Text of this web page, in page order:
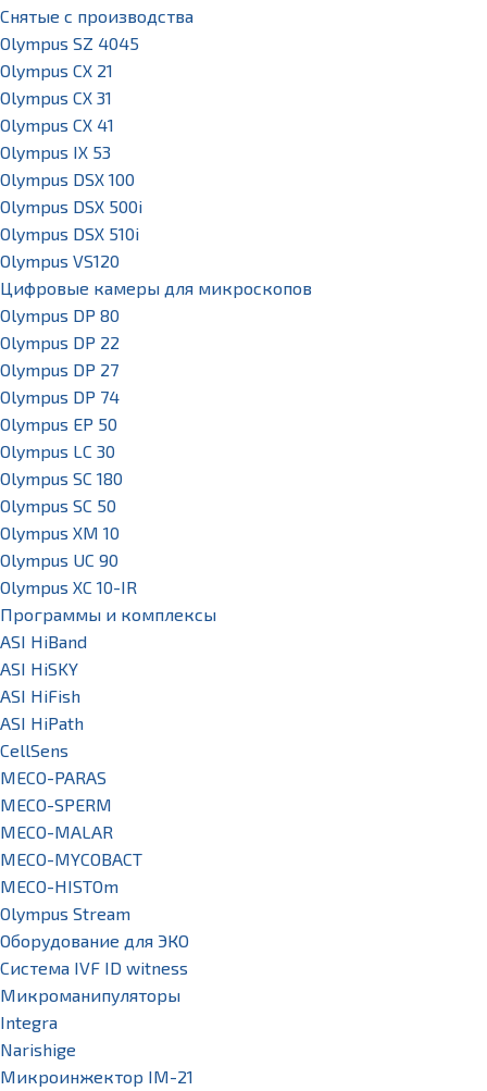
Снятые с производства
Olympus SZ 4045
Olympus CX 21
Olympus CX 31
Olympus CX 41
Olympus IX 53
Olympus DSX 100
Olympus DSX 500i
Olympus DSX 510i
Olympus VS120
Цифровые камеры для микроскопов
Olympus DP 80
Olympus DP 22
Olympus DP 27
Olympus DP 74
Olympus EP 50
Olympus LC 30
Olympus SC 180
Olympus SC 50
Olympus XM 10
Olympus UC 90
Olympus XC 10-IR
Программы и комплексы
ASI HiBand
ASI HiSKY
ASI HiFish
ASI HiPath
CellSens
MECO-PARAS
MECO-SPERM
MECO-MALAR
MECO-MYCOBACT
MECO-HISTOm
Olympus Stream
Оборудование для ЭКО
Система IVF ID witness
Микроманипуляторы
Integra
Narishige
Микроинжектор IM-21